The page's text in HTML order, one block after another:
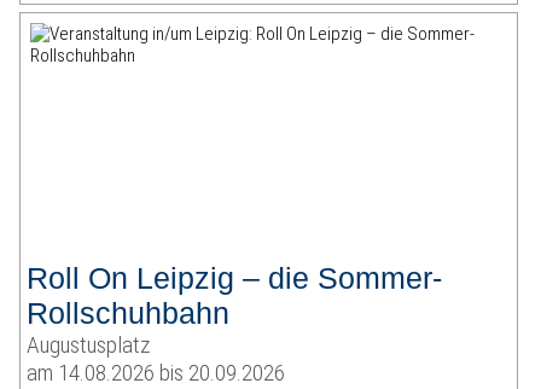
Roll On Leipzig – die Sommer-
Rollschuhbahn
Augustusplatz
am 14.08.2026 bis 20.09.2026